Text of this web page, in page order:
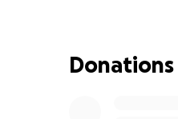
Die Kosten für
steigen mit
Donations